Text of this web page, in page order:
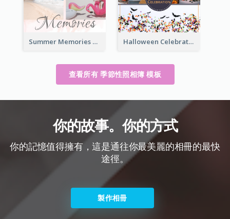
Summer Memories Seasonal Photo Book Halloween Celebration Photo Book
查看所有 季節性照相簿 模板
你的故事。你的方式
你的記憶值得擁有，這是通往你最美麗的相冊的最快
途徑。
製作相冊